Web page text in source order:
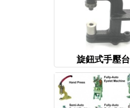
旋鈕式手壓台